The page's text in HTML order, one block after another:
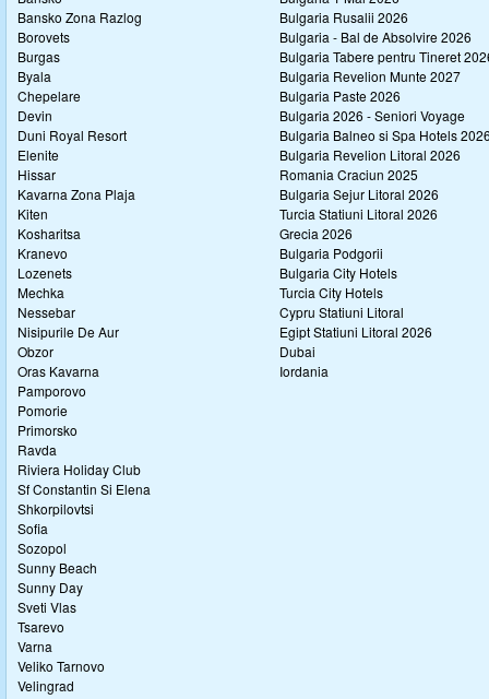
Bansko Zona Razlog
Borovets
Burgas
Byala
Chepelare
Devin
Duni Royal Resort
Elenite
Hissar
Kavarna Zona Plaja
Kiten
Kosharitsa
Kranevo
Lozenets
Mechka
Nessebar
Nisipurile De Aur
Obzor
Oras Kavarna
Pamporovo
Pomorie
Primorsko
Ravda
Riviera Holiday Club
Sf Constantin Si Elena
Shkorpilovtsi
Sofia
Sozopol
Sunny Beach
Sunny Day
Sveti Vlas
Tsarevo
Varna
Veliko Tarnovo
Velingrad
Bulgaria Rusalii 2026
Bulgaria - Bal de Absolvire 2026
Bulgaria Tabere pentru Tineret
Bulgaria Revelion Munte 2027
Bulgaria Paste 2026
Bulgaria 2026 - Seniori Voyage
Bulgaria Balneo si Spa Hotels
Bulgaria Revelion Litoral 2026
Romania Craciun 2025
Bulgaria Sejur Litoral 2026
Turcia Statiuni Litoral 2026
Grecia 2026
Bulgaria Podgorii
Bulgaria City Hotels
Turcia City Hotels
Cypru Statiuni Litoral
Egipt Statiuni Litoral 2026
Dubai
Iordania